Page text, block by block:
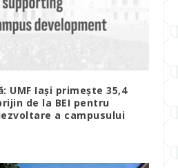
UMF Iași primește 35,4
de la BEI pentru
a campusului